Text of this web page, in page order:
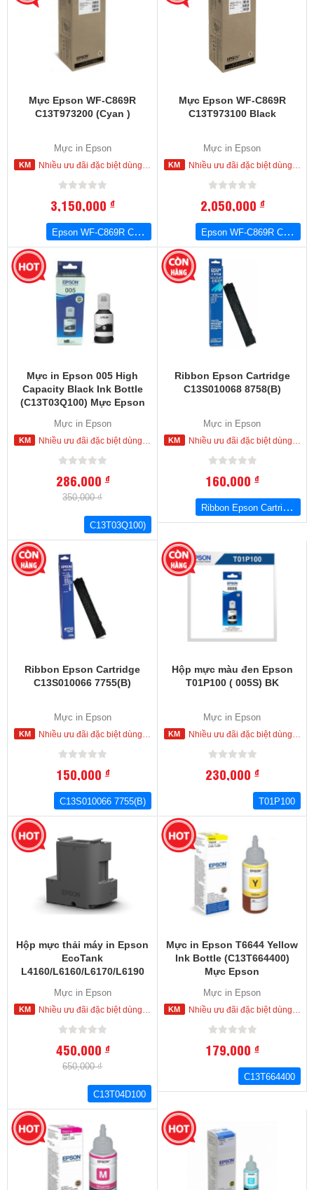
Mực Epson WF-C869R
C13T973200 (Cyan )
Mực in Epson
Nhiều ưu đãi đặc biệt dùng cho khách hàng đặt mua ngay trong hôm nay
3,150,000đ
Epson WF-C869R C13T973200 (Cyan )
Mực Epson WF-C869R
C13T973100 Black
Mực in Epson
Nhiều ưu đãi đặc biệt dùng cho khách hàng đặt mua ngay trong hôm nay
2,050,000đ
Epson WF-C869R C13T973100 Black
Mực in Epson 005 High
Capacity Black Ink Bottle
(C13T03Q100) Mực Epson
L1455, M3170
Mực in Epson
Nhiều ưu đãi đặc biệt dùng cho khách hàng đặt mua ngay trong hôm nay
286,000đ
350,000 ₫
C13T03Q100)
Ribbon Epson Cartridge
C13S010068 8758(B)
Mực in Epson
Nhiều ưu đãi đặc biệt dùng cho khách hàng đặt mua ngay trong hôm nay
160,000đ
Ribbon Epson Cartridge C13S010068 8758(B)
Ribbon Epson Cartridge
C13S010066 7755(B)
Mực in Epson
Nhiều ưu đãi đặc biệt dùng cho khách hàng đặt mua ngay trong hôm nay
150,000đ
C13S010066 7755(B)
Hộp mực màu đen Epson
T01P100 ( 005S) BK
Mực in Epson
Nhiều ưu đãi đặc biệt dùng cho khách hàng đặt mua ngay trong hôm nay
230,000đ
T01P100
Hộp mực thải máy in Epson
EcoTank
L4160/L6160/L6170/L6190
(C13T04D100) Hộp mực thải
máy in Epson
Mực in Epson
Nhiều ưu đãi đặc biệt dùng cho khách hàng đặt mua ngay trong hôm nay
450,000đ
650,000 ₫
C13T04D100
Mực in Epson T6644 Yellow
Ink Bottle (C13T664400)
Mực Epson
Mực in Epson
Nhiều ưu đãi đặc biệt dùng cho khách hàng đặt mua ngay trong hôm nay
179,000đ
C13T664400